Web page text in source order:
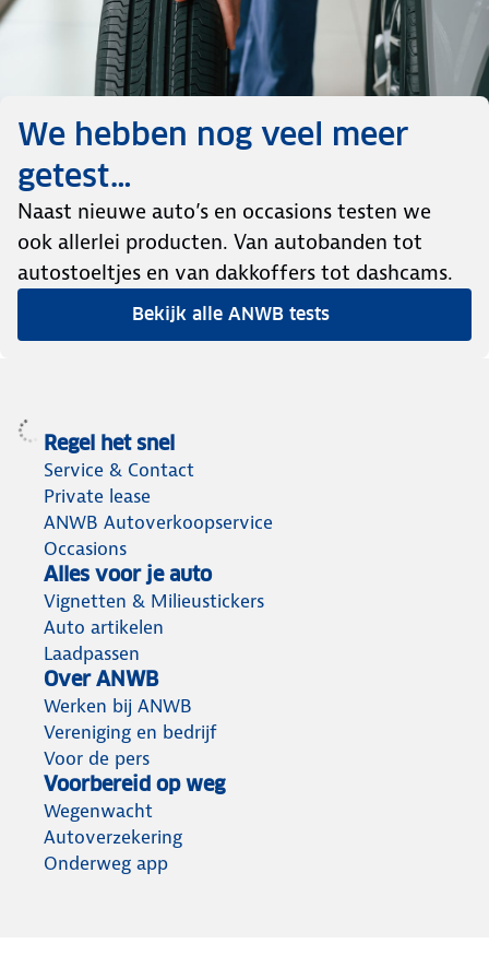
We hebben nog veel meer
getest…
Naast nieuwe auto’s en occasions testen we
ook allerlei producten. Van autobanden tot
autostoeltjes en van dakkoffers tot dashcams.
Bekijk alle ANWB tests
Regel het snel
Service & Contact
Private lease
ANWB Autoverkoopservice
Occasions
Alles voor je auto
Vignetten & Milieustickers
Auto artikelen
Laadpassen
Over ANWB
Werken bij ANWB
Vereniging en bedrijf
Voor de pers
Voorbereid op weg
Wegenwacht
Autoverzekering
Onderweg app